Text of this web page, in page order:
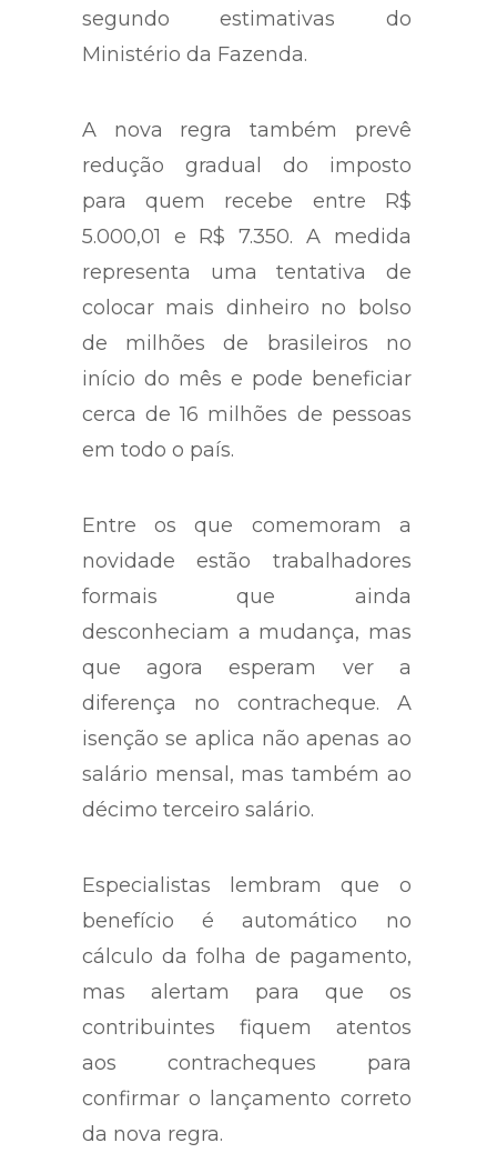
segundo estimativas do
Ministério da Fazenda.
A nova regra também prevê
redução gradual do imposto
para quem recebe entre R$
5.000,01 e R$ 7.350. A medida
representa uma tentativa de
colocar mais dinheiro no bolso
de milhões de brasileiros no
início do mês e pode beneficiar
cerca de 16 milhões de pessoas
em todo o país.
Entre os que comemoram a
novidade estão trabalhadores
formais que ainda
desconheciam a mudança, mas
que agora esperam ver a
diferença no contracheque. A
isenção se aplica não apenas ao
salário mensal, mas também ao
décimo terceiro salário.
Especialistas lembram que o
benefício é automático no
cálculo da folha de pagamento,
mas alertam para que os
contribuintes fiquem atentos
aos contracheques para
confirmar o lançamento correto
da nova regra.